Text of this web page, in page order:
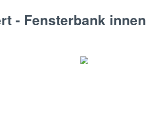
- Fensterbank innen